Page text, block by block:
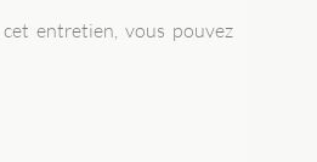
entretien, vous pouvez